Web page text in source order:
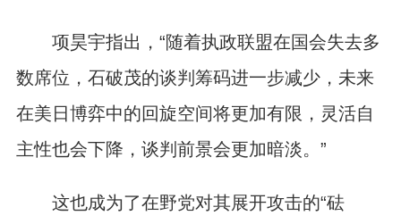
项昊宇指出，“随着执政联盟在国会失去多
数席位，石破茂的谈判筹码进一步减少，未来
在美日博弈中的回旋空间将更加有限，灵活自
主性也会下降，谈判前景会更加暗淡。”
这也成为了在野党对其展开攻击的“砝